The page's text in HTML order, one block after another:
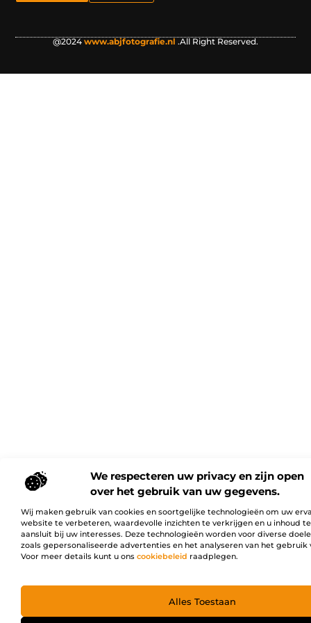
We respecteren uw privacy en zijn open
over het gebruik van uw gegevens.
Wij maken gebruik van cookies en soortgelijke technologieën om uw
website te verbeteren, waardevolle inzichten te verkrijgen en u inhoud
aansluit bij uw interesses. Deze technologieën worden voor diverse
zoals gepersonaliseerde advertenties en het analyseren van het gebruik
Voor meer details kunt u ons cookiebeleid raadplegen.
Alles Toestaan
@2024www.abjfotografie.nl .All Right Reserved.